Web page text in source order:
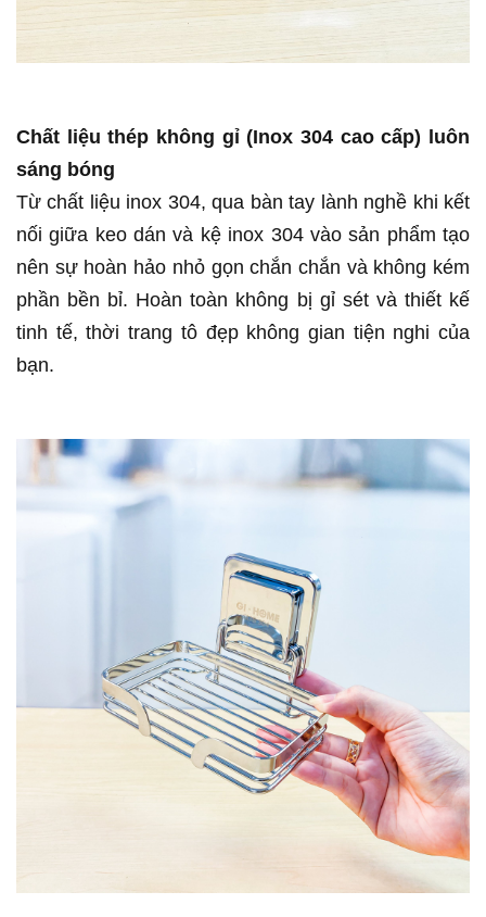
Chất liệu thép không gỉ (Inox 304 cao cấp) luôn
sáng bóng
Từ chất liệu inox 304, qua bàn tay lành nghề khi kết
nối giữa keo dán và kệ inox 304 vào sản phẩm tạo
nên sự hoàn hảo nhỏ gọn chắn chắn và không kém
phần bền bỉ. Hoàn toàn không bị gỉ sét và thiết kế
tinh tế, thời trang tô đẹp không gian tiện nghi của
bạn.